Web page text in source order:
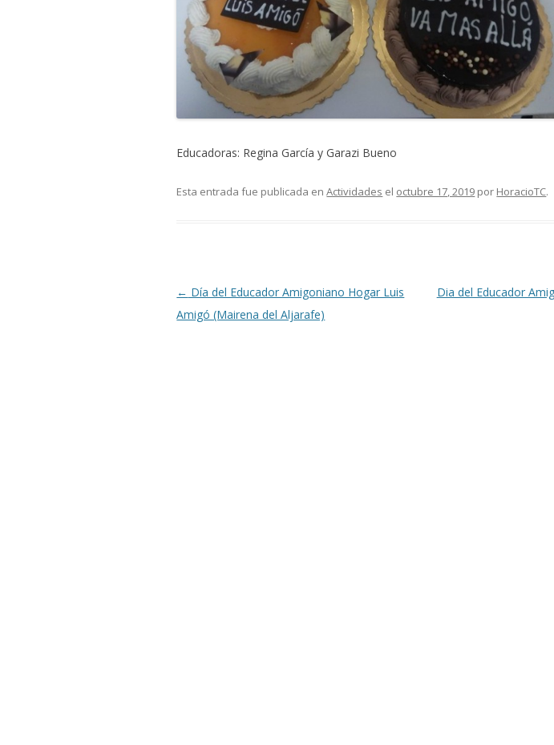
Educadoras: Regina García y Garazi Bueno
Esta entrada fue publicada enActividades el octubre 17, 2019 por HoracioTC.
Navegación
de
← Día del Educador Amigoniano Hogar Luis
Amigó (Mairena del Aljarafe)
Dia del Educador